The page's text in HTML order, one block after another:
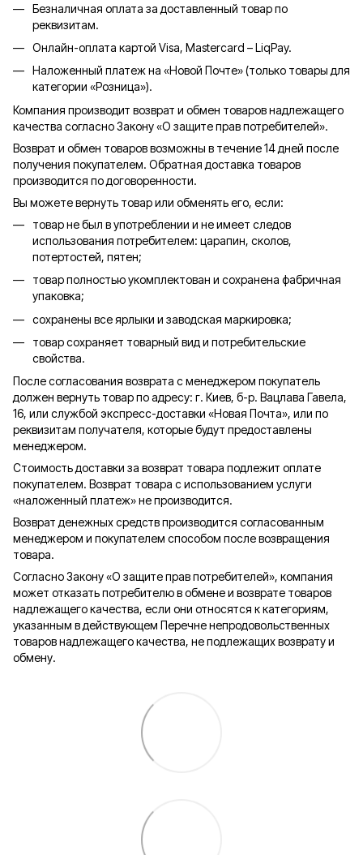
Безналичная оплата за доставленный товар по
реквизитам.
Онлайн-оплата картой Visa, Mastercard – LiqPay.
Наложенный платеж на «Новой Почте» (только товары для
категории «Розница»).
Компания производит возврат и обмен товаров надлежащего
качества согласно Закону «О защите прав потребителей».
Возврат и обмен товаров возможны в течение 14 дней после
получения покупателем. Обратная доставка товаров
производится по договоренности.
Вы можете вернуть товар или обменять его, если:
товар не был в употреблении и не имеет следов
использования потребителем: царапин, сколов,
потертостей, пятен;
товар полностью укомплектован и сохранена фабричная
упаковка;
сохранены все ярлыки и заводская маркировка;
товар сохраняет товарный вид и потребительские
свойства.
После согласования возврата с менеджером покупатель
должен вернуть товар по адресу: г. Киев, б-р. Вацлава Гавела,
16, или службой экспресс-доставки «Новая Почта», или по
реквизитам получателя, которые будут предоставлены
менеджером.
Стоимость доставки за возврат товара подлежит оплате
покупателем. Возврат товара с использованием услуги
«наложенный платеж» не производится.
Возврат денежных средств производится согласованным
менеджером и покупателем способом после возвращения
товара.
Согласно Закону «О защите прав потребителей», компания
может отказать потребителю в обмене и возврате товаров
надлежащего качества, если они относятся к категориям,
указанным в действующем Перечне непродовольственных
товаров надлежащего качества, не подлежащих возврату и
обмену.